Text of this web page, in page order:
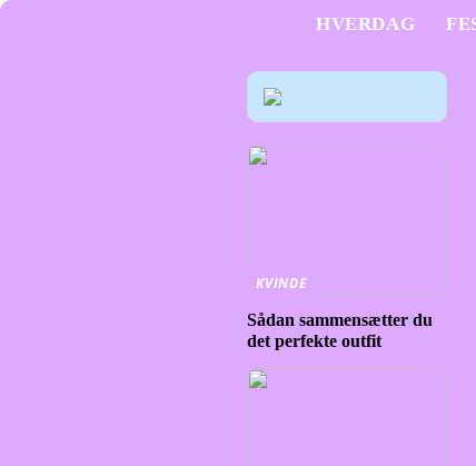
HVERDAG
KVINDE
Sådan sammensætter du
det perfekte outfit